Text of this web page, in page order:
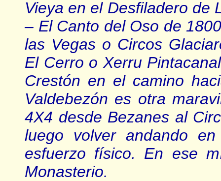
Vieya en el Desfiladero de
– El Canto del Oso de
las Vegas o Circos
El Cerro o Xerru
Crestón en el camino
Valdebezón es otra
4X4 desde Bezanes al
luego volver andando
esfuerzo físico. En ese
Monasterio.